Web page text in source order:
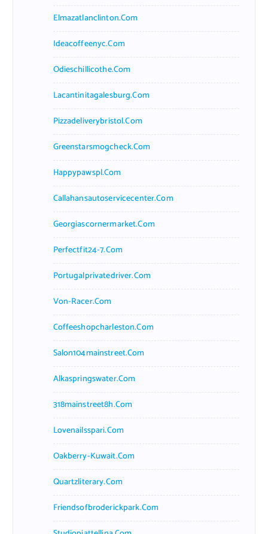
Elmazatlanclinton.com
Ideacoffeenyc.com
Odieschillicothe.com
Lacantinitagalesburg.com
Pizzadeliverybristol.com
Greenstarsmogcheck.com
Happypawspl.com
Callahansautoservicecenter.com
Georgiascornermarket.com
Perfectfit24-7.com
Portugalprivatedriver.com
Von-Racer.com
Coffeeshopcharleston.com
Salon104mainstreet.com
Alkaspringswater.com
318mainstreet8h.com
Lovenailsspari.com
Oakberry-Kuwait.com
Quartzliterary.com
Friendsofbroderickpark.com